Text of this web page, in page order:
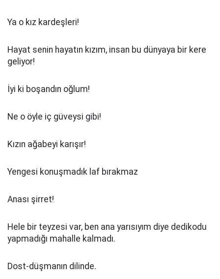
Ya o kız kardeşleri!
Hayat senin hayatın kızım, insan bu dünyaya bir kere
geliyor!
İyi ki boşandın oğlum!
Ne o öyle iç güveysi gibi!
Kızın ağabeyi karışır!
Yengesi konuşmadık laf bırakmaz
Anası şirret!
Hele bir teyzesi var, ben ana yarısıyım diye dedikodu
yapmadığı mahalle kalmadı.
Dost-düşmanın dilinde.